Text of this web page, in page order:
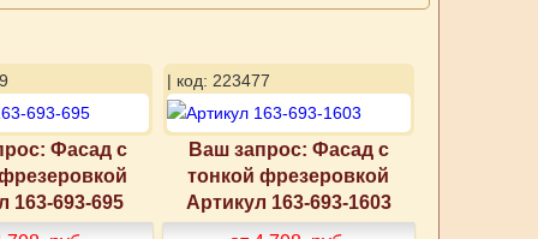
Фасад с
163-693-695
| код: 223477
Ваш запрос: Фасад с
тонкой фрезеровкой
Артикул 163-693-1603